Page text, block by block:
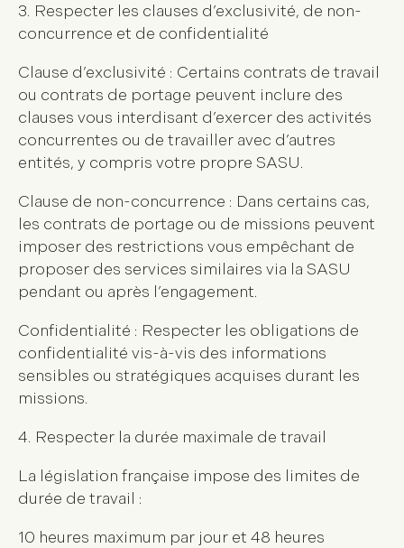
3. Respecter les clauses d’exclusivité, de non-
concurrence et de confidentialité
Clause d’exclusivité : Certains contrats de travail
ou contrats de portage peuvent inclure des
clauses vous interdisant d’exercer des activités
concurrentes ou de travailler avec d’autres
entités, y compris votre propre SASU.
Clause de non-concurrence : Dans certains cas,
les contrats de portage ou de missions peuvent
imposer des restrictions vous empêchant de
proposer des services similaires via la SASU
pendant ou après l’engagement.
Confidentialité : Respecter les obligations de
confidentialité vis-à-vis des informations
sensibles ou stratégiques acquises durant les
missions.
4. Respecter la durée maximale de travail
La législation française impose des limites de
durée de travail :
10 heures maximum par jour et 48 heures